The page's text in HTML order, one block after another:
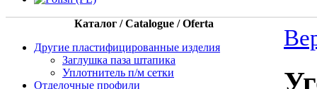
Каталог / Catalogue / Oferta
Другие пластифицированные изделия
Заглушка паза штапика
Уплотнитель п/м сетки
Отделочные профили